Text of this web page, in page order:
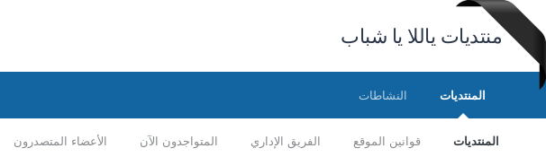
منتديات ياللا يا شباب
المنتديات
المنتديات قوانين الموقع الفريق الإداري المتواجدون الآن الأعضاء المتصدرون
النشاطات